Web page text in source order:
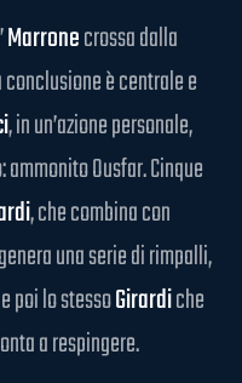
Marronecrossa dalla
è centrale e
, in un’azione personale,
Ousfar. Cinque
, che combina con
una serie di rimpalli,
poi lo stessoGirardiche
a respingere.